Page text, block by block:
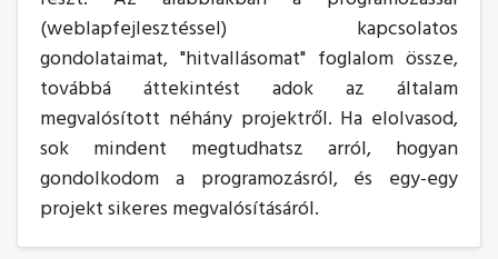
(weblapfejlesztéssel) kapcsolatos
gondolataimat, "hitvallásomat" foglalom össze,
továbbá áttekintést adok az általam
megvalósított néhány projektről. Ha elolvasod,
sok mindent megtudhatsz arról, hogyan
gondolkodom a programozásról, és egy-egy
projekt sikeres megvalósításáról.